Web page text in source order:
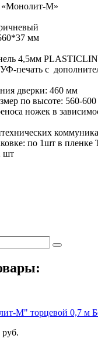
«Монолит-М»
мм
4,5мм
печать с
дверки: 460 мм
по высоте: 560-
ножек в
по 1шт в
шт
М" торцевой 0,7 м
руб.